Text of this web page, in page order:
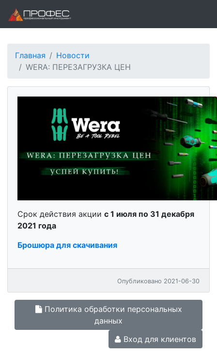
Главная
Новости
WERA: ПЕРЕЗАГРУЗКА ЦЕН
Срок действия акции с 1 июля по 31 декабря
2021 года
Брошюра для скачивания
Опубликовано 2021-06-30
Политика обработки персональных
данных
Вход для клиентов